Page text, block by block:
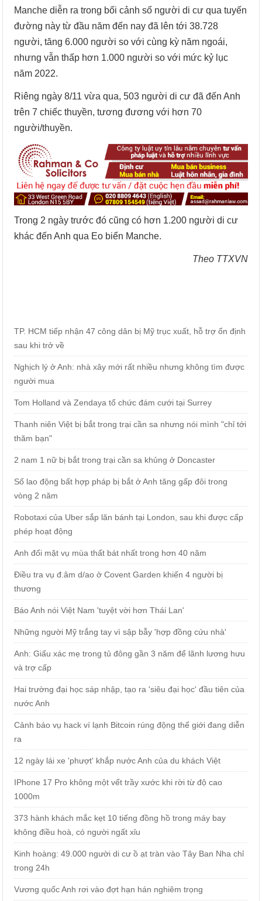
Manche diễn ra trong bối cảnh số người di cư qua tuyến
đường này từ đầu năm đến nay đã lên tới 38.728
người, tăng 6.000 người so với cùng kỳ năm ngoái,
nhưng vẫn thấp hơn 1.000 người so với mức kỷ lục
năm 2022.
Riêng ngày 8/11 vừa qua, 503 người di cư đã đến Anh
trên 7 chiếc thuyền, tương đương với hơn 70
người/thuyền.
Trong 2 ngày trước đó cũng có hơn 1.200 người di cư
khác đến Anh qua Eo biển Manche.
Theo TTXVN
TP. HCM tiếp nhận 47 công dân bị Mỹ trục xuất, hỗ trợ ổn định
sau khi trở về
Nghịch lý ở Anh: nhà xây mới rất nhiều nhưng không tìm được
người mua
Tom Holland và Zendaya tổ chức đám cưới tại Surrey
Thanh niên Việt bị bắt trong trại cần sa nhưng nói mình "chỉ tới
thăm bạn"
2 nam 1 nữ bị bắt trong trại cần sa khủng ở Doncaster
Số lao động bất hợp pháp bị bắt ở Anh tăng gấp đôi trong
vòng 2 năm
Robotaxi của Uber sắp lăn bánh tại London, sau khi được cấp
phép hoạt động
Anh đối mặt vụ mùa thất bát nhất trong hơn 40 năm
Điều tra vụ đ.âm d/ao ở Covent Garden khiến 4 người bị
thương
Báo Anh nói Việt Nam 'tuyệt vời hơn Thái Lan'
Những người Mỹ trắng tay vì sập bẫy 'hợp đồng cứu nhà'
Anh: Giấu xác mẹ trong tủ đông gần 3 năm để lãnh lương hưu
và trợ cấp
Hai trường đại học sáp nhập, tạo ra 'siêu đại học' đầu tiên của
nước Anh
Cảnh báo vụ hack ví lạnh Bitcoin rúng động thế giới đang diễn
ra
12 ngày lái xe 'phượt' khắp nước Anh của du khách Việt
IPhone 17 Pro không một vết trầy xước khi rời từ độ cao
1000m
373 hành khách mắc kẹt 10 tiếng đồng hồ trong máy bay
không điều hoà, có người ngất xỉu
Kinh hoàng: 49.000 người di cư ồ ạt tràn vào Tây Ban Nha chỉ
trong 24h
Vương quốc Anh rơi vào đợt hạn hán nghiêm trọng